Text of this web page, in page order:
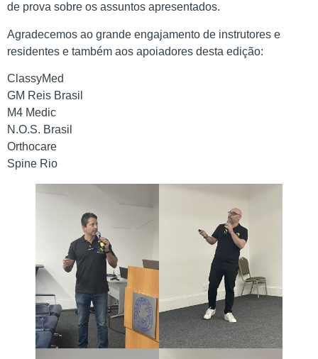
de prova sobre os assuntos apresentados.
Agradecemos ao grande engajamento de instrutores e
residentes e também aos apoiadores desta edição:
ClassyMed
GM Reis Brasil
M4 Medic
N.O.S. Brasil
Orthocare
Spine Rio